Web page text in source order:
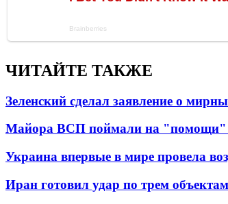
ЧИТАЙТЕ ТАКЖЕ
Зеленский сделал заявление о
Майора ВСП поймали на "помощи"
Украина впервые в мире провела
Иран готовил удар по трем